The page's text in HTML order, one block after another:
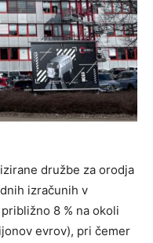
družbe za orodja
izračunih v
8 % na okoli
evrov), pri čemer